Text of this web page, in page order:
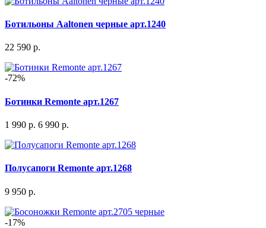
Ботильоны Aaltonen черные арт.1240
22 590 р.
-72%
Ботинки Remonte арт.1267
1 990 р. 6 990 р.
Полусапоги Remonte арт.1268
9 950 р.
-17%